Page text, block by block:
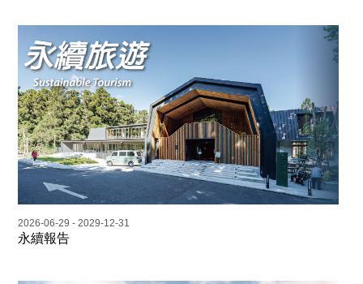
2026-06-29 - 2029-12-31
永續報告